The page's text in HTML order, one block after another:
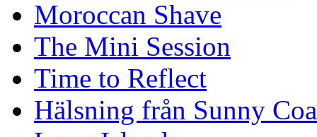
Moroccan Shave
The Mini Session
Time to Reflect
Hälsning från Sunny